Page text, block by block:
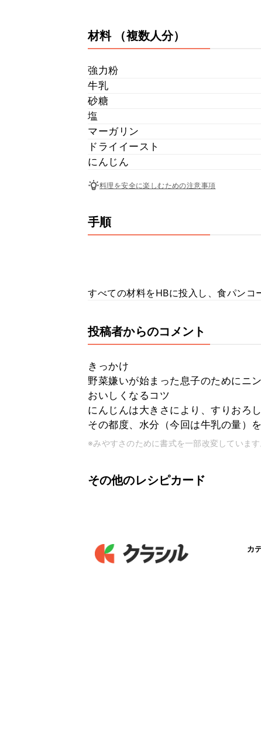
材料 （複数人分）
強力粉
牛乳
砂糖
塩
マーガリン
ドライイースト
にんじん
料理を安全に楽しむための注意事項
手順
すべての材料をHBに投入し、食パンコ
投稿者からのコメント
きっかけ
野菜嫌いが始まった息子のためにニ
おいしくなるコツ
にんじんは大きさにより、すりおろ
その都度、水分（今回は牛乳の量）
※みやすさのために書式を一部改変しています
その他のレシピカード
カ